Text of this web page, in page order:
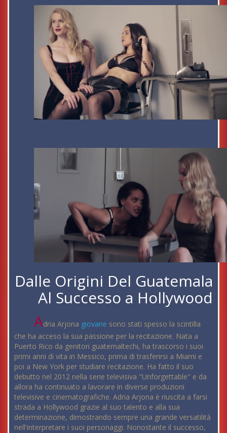
Dalle Origini Del Guatemala
Al Successo a Hollywood
Adria Arjona giovane sono stati spesso la scintilla
che ha acceso la sua passione per la recitazione. Nata a
Puerto Rico da genitori guatemaltechi, ha trascorso i suoi
primi anni di vita in Messico, prima di trasferirsi a Miami e
poi a New York per studiare recitazione. Ha fatto il suo
debutto nel 2012 nella serie televisiva "Unforgettable" e da
allora ha continuato a lavorare in diverse produzioni
televisive e cinematografiche. Adria Arjona è riuscita a farsi
strada a Hollywood grazie al suo talento e alla sua
determinazione, dimostrando sempre una grande versatilità
nell'interpretare i suoi personaggi. Nonostante il successo,